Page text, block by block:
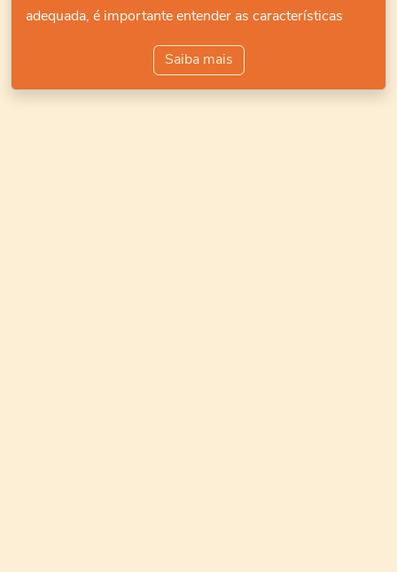
adequada, é importante entender as características
Saiba mais